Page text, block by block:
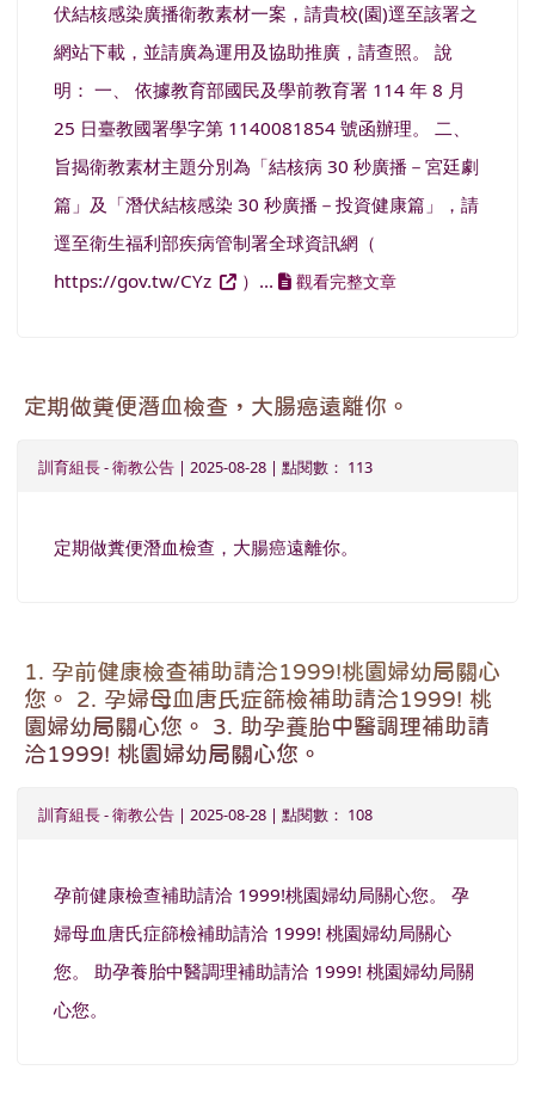
伏結核感染廣播衛教素材一案，請貴校(園)逕至該署之
網站下載，並請廣為運用及協助推廣，請查照。 說
明： 一、 依據教育部國民及學前教育署 114 年 8 月
25 日臺教國署學字第 1140081854 號函辦理。 二、
旨揭衛教素材主題分別為「結核病 30 秒廣播－宮廷劇
篇」及「潛伏結核感染 30 秒廣播－投資健康篇」，請
逕至衛生福利部疾病管制署全球資訊網（
https://gov.tw/CYz
）... 觀看完整文章
定期做糞便潛血檢查，大腸癌遠離你。
訓育組長-衛教公告 | 2025-08-28 | 點閱數： 113
定期做糞便潛血檢查，大腸癌遠離你。
1. 孕前健康檢查補助請洽1999!桃園婦幼局關心
您。 2. 孕婦母血唐氏症篩檢補助請洽1999! 桃
園婦幼局關心您。 3. 助孕養胎中醫調理補助請
洽1999! 桃園婦幼局關心您。
訓育組長-衛教公告 | 2025-08-28 | 點閱數： 108
孕前健康檢查補助請洽 1999!桃園婦幼局關心您。 孕
婦母血唐氏症篩檢補助請洽 1999! 桃園婦幼局關心
您。 助孕養胎中醫調理補助請洽 1999! 桃園婦幼局關
心您。